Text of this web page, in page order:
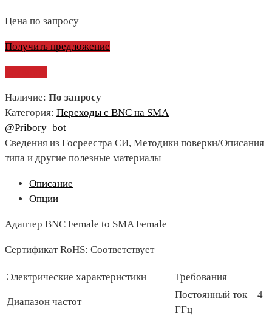
Цена по запросу
Получить предложение
Наличие: По запросу
Категория: Переходы с BNC на SMA
@Pribory_bot
Сведения из Госреестра СИ, Методики поверки/Описания
типа и другие полезные материалы
Описание
Опции
Адаптер BNC Female to SMA Female
Сертификат RoHS: Соответствует
Электрические характеристики Требования
Диапазон частот
Постоянный ток – 4
ГГц